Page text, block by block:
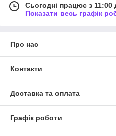
Сьогодні працює з 11:00
Показати весь графік
Про нас
Контакти
Доставка та оплата
Графік роботи